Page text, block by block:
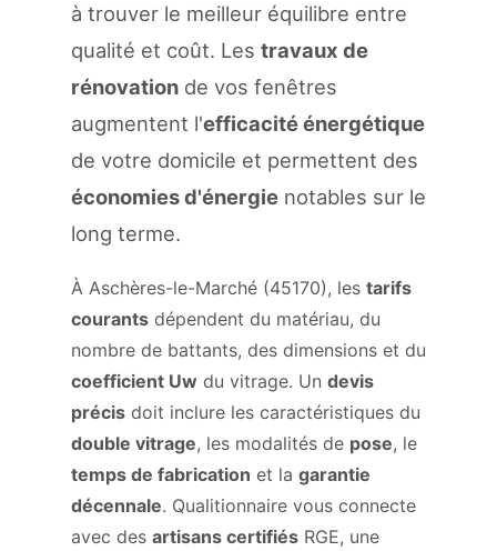
à trouver le meilleur équilibre entre
qualité et coût. Les travaux de
rénovation de vos fenêtres
augmentent l'efficacité énergétique
de votre domicile et permettent des
économies d'énergie notables sur le
long terme.
À Aschères-le-Marché (45170), les tarifs
courants dépendent du matériau, du
nombre de battants, des dimensions et du
coefficient Uw du vitrage. Un devis
précis doit inclure les caractéristiques du
double vitrage, les modalités de pose, le
temps de fabrication et la garantie
décennale. Qualitionnaire vous connecte
avec des artisans certifiés RGE, une